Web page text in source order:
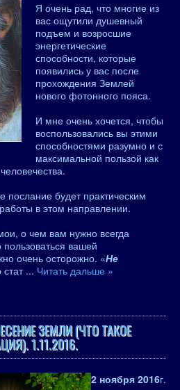
Я очень рад, что многие из
вас ощутили душевный
подъем и возросшие
энергетические
способности, которые
появились у вас после
прохождения Землей
нового фотонного пояса.
И мне очень хочется, чтобы
воспользовались вы этими
способностями разумно и с
максимальной пользой как
будет практическим
в этом направлении.
о чем вам нужно всегда
вашей
очень осторожно. «Не
... Читать дальше »
ЗЕМЛИ (ЧТО ТАКОЕ
1.11.2016.
2 ноября 2016г.